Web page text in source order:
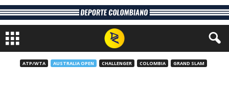
ATP/WTA AUSTRALIA OPEN CHALLENGER COLOMBIA GRAND SLAM